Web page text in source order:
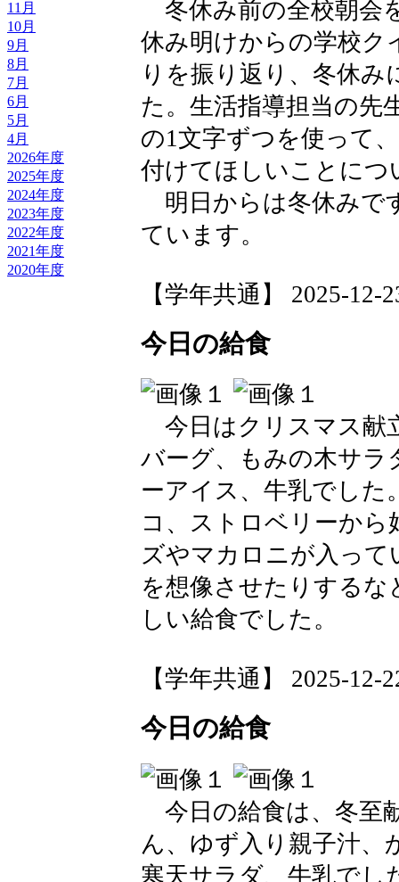
11月
10月
9月
8月
7月
6月
5月
4月
2026年度
2025年度
2024年度
2023年度
2022年度
2021年度
2020年度
冬休み前の全校朝会
休み明けからの学校ク
りを振り返り、冬休
た。生活指導担当の先
の1文字ずつを使って
付けてほしいことに
明日からは冬休みで
ています。
【学年共通】 2025-12-
今日の給食
今日はクリスマス献
バーグ、もみの木サラ
ーアイス、牛乳でした
コ、ストロベリーか
ズやマカロニが入っ
を想像させたりする
しい給食でした。
【学年共通】 2025-12-
今日の給食
今日の給食は、冬至
ん、ゆず入り親子汁
寒天サラダ、牛乳でし